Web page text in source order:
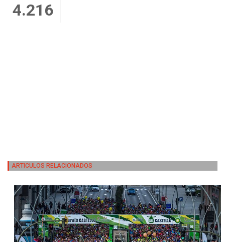
4.216
ARTICULOS RELACIONADOS